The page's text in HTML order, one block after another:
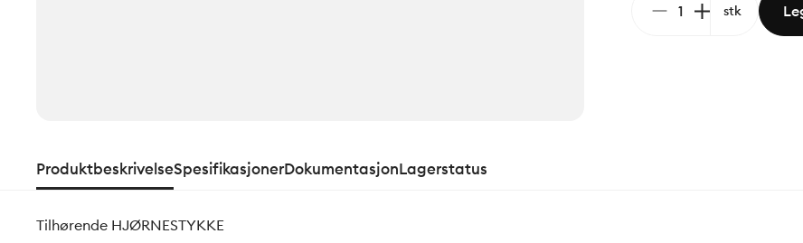
stk
ProduktbeskrivelseSpesifikasjonerDokumentasjonLagerstatus
Tilhørende HJØRNESTYKKE